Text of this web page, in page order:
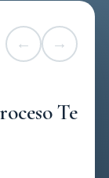
← →
Te